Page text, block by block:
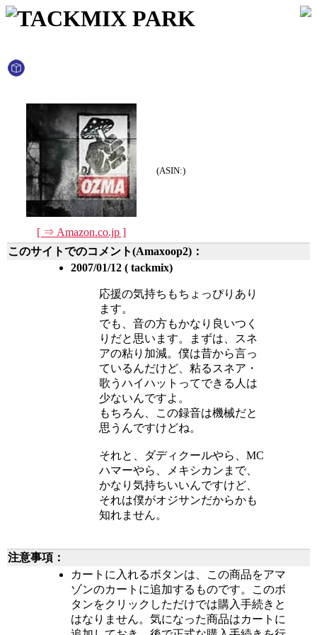
TACKMIX PARK
[ ⇒ Amazon.co.jp ]
(ASIN:)
このサイトでのコメント(Amaxoop2)：
2007/01/12 ( tackmix)
応援の気持ちもちょっぴりあり
ます。
でも、音の方もかなり良いつく
りだと思います。まずは、スネ
アの粘り加減。僕は昔から言っ
ているんだけど、粘るスネア・
歌うハイハットってできる人は
少ないんですよ。
もちろん、この録音は機械だと
思うんですけどね。
それと、ダディクールやら、MC
ハマーやら、メキシカンまで、
かなり気持ちいいんですけど、
それは僕がオジサンだからかも
知れません。
注意事項：
カートに入れるボタンは、この商品をアマ
ゾンのカートに追加するものです。このボ
タンをクリックしただけでは購入手続きと
はなりません。気になった商品はカートに